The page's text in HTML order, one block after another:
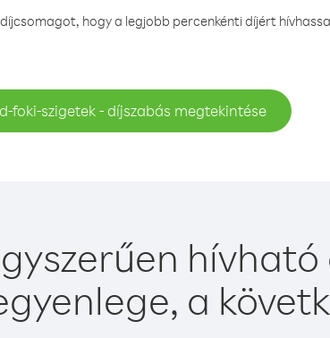
hogy a legjobb percenkénti díjért
foki-szigetek - díjszabás megtekintése
a